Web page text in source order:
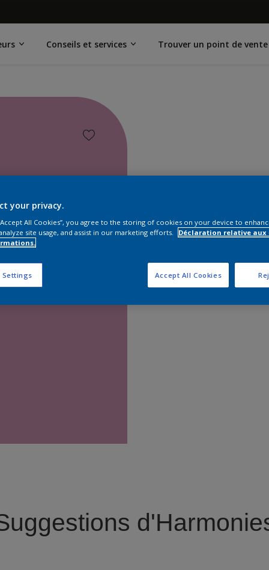
Conseils et services Trouver un point de vente
Trouver
your privacy.
All Cookies”, you agree to the storing of cookies on your device to
site usage, and assist in our marketing efforts.
Déclaration relative aux
Settings Accept All Cookies